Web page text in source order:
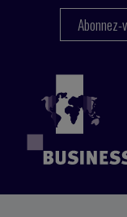
Abonnez-